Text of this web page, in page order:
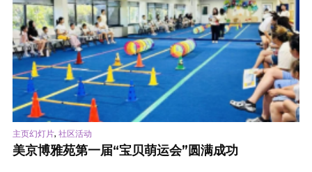
主页幻灯片, 社区活动
美京博雅苑第一届“宝贝萌运会”圆满成功